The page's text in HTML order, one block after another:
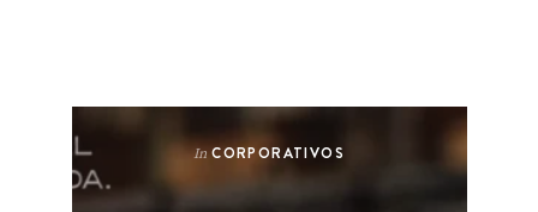
In CORPORATIVOS